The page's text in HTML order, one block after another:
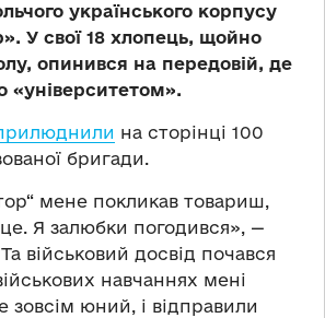
українського корпусу
У свої 18 хлопець, щойно
опинився на передовій, де
«університетом».
на сторінці 100
бригади.
мене покликав товариш,
Я залюбки погодився», —
військовий досвід почався
навчаннях мені
зовсім юний, і відправили